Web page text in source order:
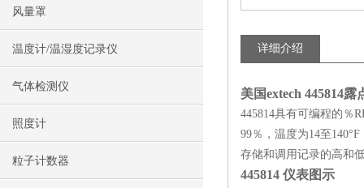
风量罩
温度计/温湿度记录仪
气体检测仪
照度计
粒子计数器
详细介绍
美国extech 445814
445814具有可编程的％
99％，温度为14至
存储和调用记录的高和
445814 仪表图示